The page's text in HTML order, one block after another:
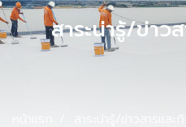
สาระน่ารู้/ข่าว